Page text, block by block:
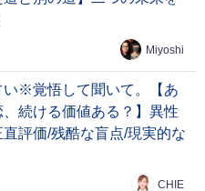
Miyoshi
※覚悟して聞いて。【あ
続ける価値ある？】異性
直評価/残酷な盲点/現実的な
CHIE